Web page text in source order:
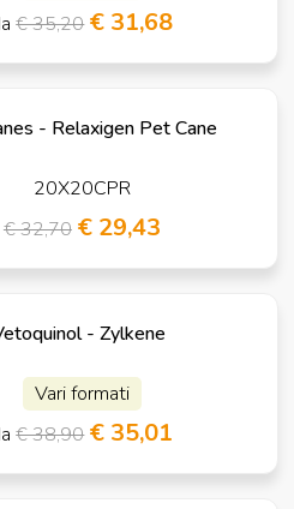
€ 35,20 € 31,68
- Relaxigen Pet Cane
20X20CPR
€ 32,70 € 29,43
- Zylkene
Vari formati
€ 38,90 € 35,01